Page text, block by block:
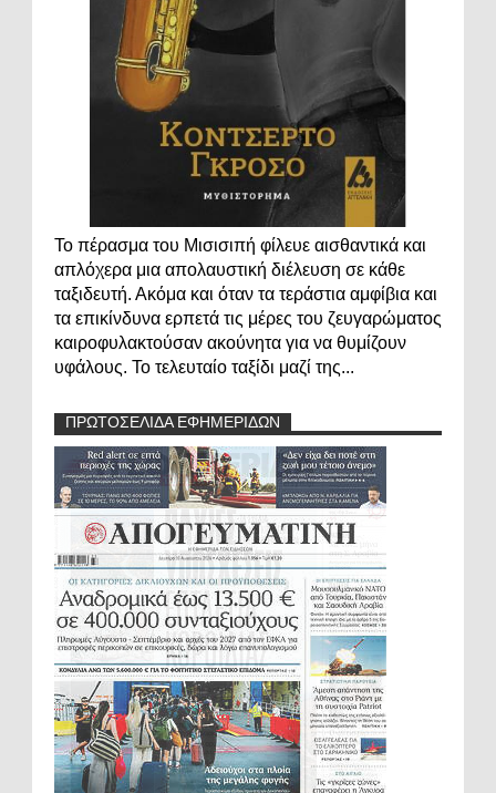
Το πέρασμα του Μισισιπή φίλευε αισθαντικά και
απλόχερα μια απολαυστική διέλευση σε κάθε
ταξιδευτή. Ακόμα και όταν τα τεράστια αμφίβια και
τα επικίνδυνα ερπετά τις μέρες του ζευγαρώματος
καιροφυλακτούσαν ακούνητα για να θυμίζουν
υφάλους. Το τελευταίο ταξίδι μαζί της...
ΠΡΩΤΟΣΕΛΙΔΑ ΕΦΗΜΕΡΙΔΩΝ